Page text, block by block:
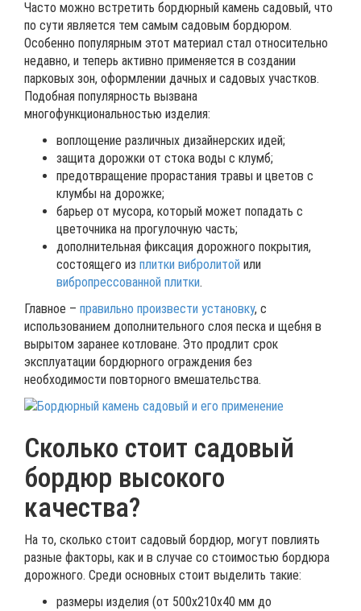
Часто можно встретить бордюрный камень садовый, что
по сути является тем самым садовым бордюром.
Особенно популярным этот материал стал относительно
недавно, и теперь активно применяется в создании
парковых зон, оформлении дачных и садовых участков.
Подобная популярность вызвана
многофункциональностью изделия:
воплощение различных дизайнерских идей;
защита дорожки от стока воды с клумб;
предотвращение прорастания травы и цветов с
клумбы на дорожке;
барьер от мусора, который может попадать с
цветочника на прогулочную часть;
дополнительная фиксация дорожного покрытия,
состоящего из плитки вибролитой или
вибропрессованной плитки.
Главное – правильно произвести установку, с
использованием дополнительного слоя песка и щебня в
вырытом заранее котловане. Это продлит срок
эксплуатации бордюрного ограждения без
необходимости повторного вмешательства.
Сколько стоит садовый
бордюр высокого
качества?
На то, сколько стоит садовый бордюр, могут повлиять
разные факторы, как и в случае со стоимостью бордюра
дорожного. Среди основных стоит выделить такие:
размеры изделия (от 500х210х40 мм до